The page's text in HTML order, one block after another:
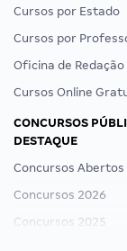
Cursos por Estado
Cursos por
Oficina de Redação
Cursos Online
CONCURSOS
DESTAQUE
Concursos Abertos
Concursos 2026
Concursos 2025